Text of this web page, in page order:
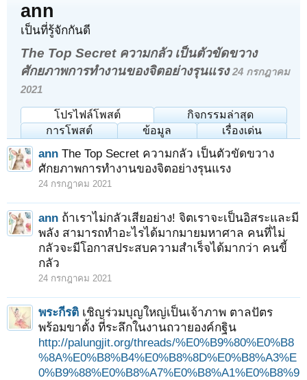
ann
เป็นที่รู้จักกันดี
The Top Secret ความกลัว เป็นตัวขัดขวาง
ศักยภาพการทำงานของจิตอย่างรุนแรง24 กรกฎาคม
2021
โปรไฟล์โพสต์
กิจกรรมล่าสุด
การโพสต์
ข้อมูล เรื่องเด่น
ann The Top Secret ความกลัว เป็นตัวขัดขวาง
ศักยภาพการทำงานของจิตอย่างรุนแรง
24 กรกฎาคม 2021
ann ถ้าเราไม่กลัวเสียอย่าง! จิตเราจะเป็นอิสระและมี
พลัง สามารถทำอะไรได้มากมายมหาศาล คนที่ไม่
กลัวจะมีโอกาสประสบความสำเร็จได้มากว่า คนขี้
กลัว
24 กรกฎาคม 2021
พระกีรติ เชิญร่วมบุญใหญ่เป็นเจ้าภาพ ตาลปัตร
พร้อมขาตั้ง ที่ระลึกในงานถวายองค์กฐิน
http://palungjit.org/threads/%E0%B9%80%E0%B8
%8A%E0%B8%B4%E0%B8%8D%E0%B8%A3%E
0%B9%88%E0%B8%A7%E0%B8%A1%E0%B8%9